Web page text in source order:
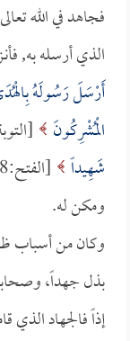
فجاهد في الله
الذي أرسله به,
أَرْسَلَ رَسُولَهُ
الْمُشْرِكُونَ
شَهِيداً
ومكن له.
وكان من أسباب
بذل جهداً،
إذاً فالجهاد الذي